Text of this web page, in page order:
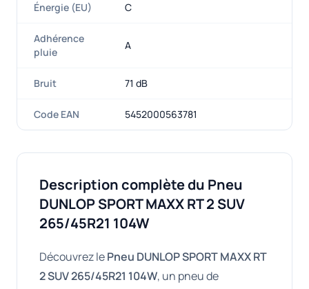
Énergie (EU) C
Adhérence
pluie
A
Bruit 71 dB
Code EAN 5452000563781
Description complète du Pneu
DUNLOP SPORT MAXX RT 2 SUV
265/45R21 104W
Découvrez lePneu DUNLOP SPORT MAXX RT
2 SUV 265/45R21 104W, un pneu de